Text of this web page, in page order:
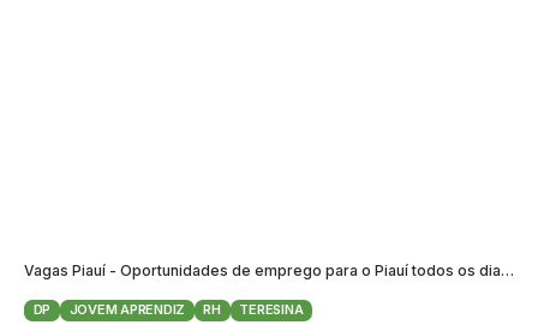
Vagas Piauí - Oportunidades de emprego para o Piauí todos os dias>
DP JOVEM APRENDIZ RH TERESINA